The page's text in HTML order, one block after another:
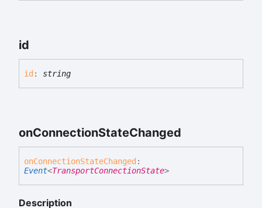
id
id : string
onConnectionStateChanged
onConnectionStateChanged :
Event<TransportConnectionState>
Description